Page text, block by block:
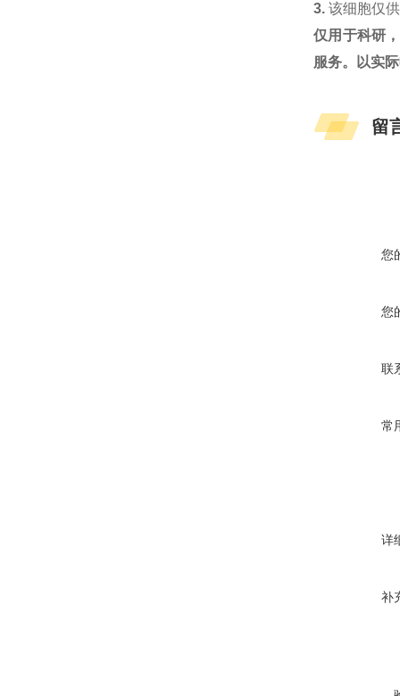
3.该细胞仅
仅用于科研
服务。以实
留
您
您
联
常
详
补